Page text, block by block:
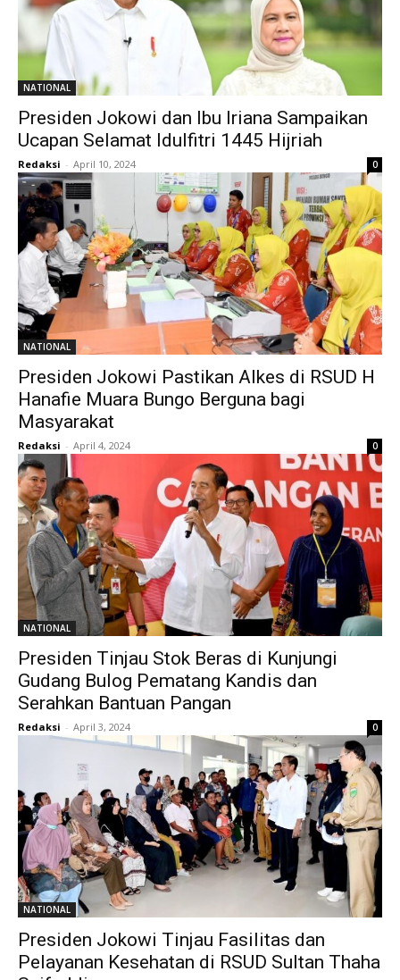
NATIONAL
Presiden Jokowi dan Ibu Iriana Sampaikan
Ucapan Selamat Idulfitri 1445 Hijriah
Redaksi - April 10, 2024 0
NATIONAL
Presiden Jokowi Pastikan Alkes di RSUD H
Hanafie Muara Bungo Berguna bagi
Masyarakat
Redaksi - April 4, 2024 0
NATIONAL
Presiden Tinjau Stok Beras di Kunjungi
Gudang Bulog Pematang Kandis dan
Serahkan Bantuan Pangan
Redaksi - April 3, 2024 0
NATIONAL
Presiden Jokowi Tinjau Fasilitas dan
Pelayanan Kesehatan di RSUD Sultan Thaha